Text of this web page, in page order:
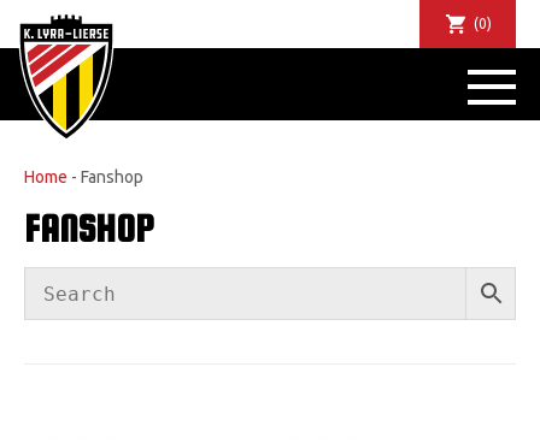
(0)
Home - Fanshop
FANSHOP
NIEUWS
DE CLUB
COMMUNITY